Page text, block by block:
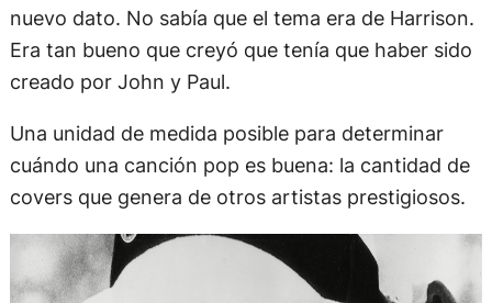
nuevo dato. No sabía que el tema era de Harrison.
Era tan bueno que creyó que tenía que haber sido
creado por John y Paul.
Una unidad de medida posible para determinar
cuándo una canción pop es buena: la cantidad de
covers que genera de otros artistas prestigiosos.